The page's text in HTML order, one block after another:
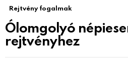
Rejtvény fogalmak
Ólomgolyó
rejtvényhez